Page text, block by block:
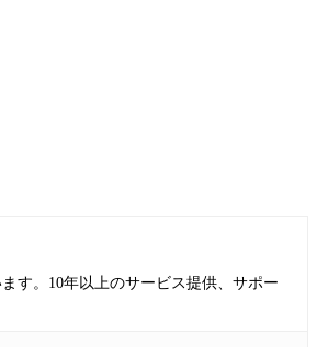
す。10年以上のサービス提供、サポー